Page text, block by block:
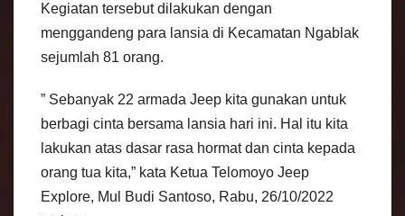
Kegiatan tersebut dilakukan dengan
menggandeng para lansia di Kecamatan Ngablak
sejumlah 81 orang.
” Sebanyak 22 armada Jeep kita gunakan untuk
berbagi cinta bersama lansia hari ini. Hal itu kita
lakukan atas dasar rasa hormat dan cinta kepada
orang tua kita,” kata Ketua Telomoyo Jeep
Explore, Mul Budi Santoso, Rabu, 26/10/2022